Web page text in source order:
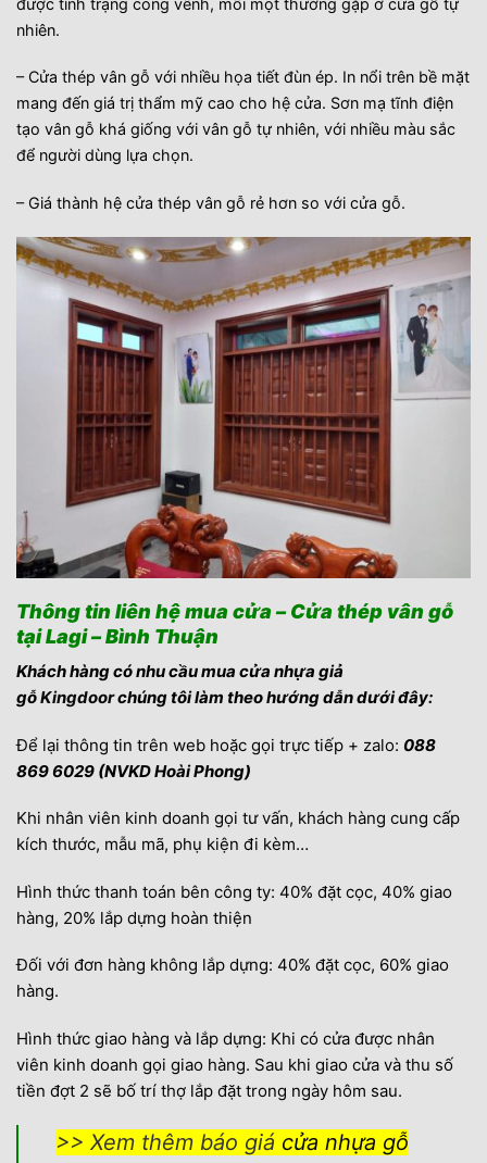
nhiên.
– Cửa thép vân gỗ với nhiều họa tiết đùn ép. In nổi trên bề mặt
mang đến giá trị thẩm mỹ cao cho hệ cửa. Sơn mạ tĩnh điện
tạo vân gỗ khá giống với vân gỗ tự nhiên, với nhiều màu sắc
để người dùng lựa chọn.
– Giá thành hệ cửa thép vân gỗ rẻ hơn so với cửa gỗ.
Thông tin liên hệ mua cửa – Cửa thép vân gỗ
tại Lagi – Bình Thuận
Khách hàng có nhu cầu mua cửa nhựa giả
gỗKingdoorchúng tôi làm theo hướng dẫn dưới đây:
Để lại thông tin trên web hoặc gọi trực tiếp + zalo: 088
869 6029 (NVKD Hoài Phong)
Khi nhân viên kinh doanh gọi tư vấn, khách hàng cung cấp
kích thước, mẫu mã, phụ kiện đi kèm…
Hình thức thanh toán bên công ty: 40% đặt cọc, 40% giao
hàng, 20% lắp dựng hoàn thiện
Đối với đơn hàng không lắp dựng: 40% đặt cọc, 60% giao
hàng.
Hình thức giao hàng và lắp dựng: Khi có cửa được nhân
viên kinh doanh gọi giao hàng. Sau khi giao cửa và thu số
tiền đợt 2 sẽ bố trí thợ lắp đặt trong ngày hôm sau.
>> Xem thêm báo giá cửa nhựa gỗ